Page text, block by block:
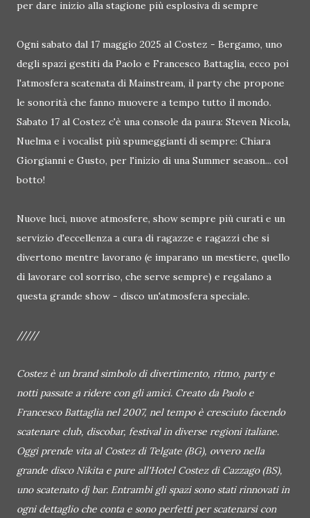
per dare inizio alla stagione più esplosiva di sempre
Ogni sabato dal 17 maggio 2025 al Costez - Bergamo, uno
degli spazi gestiti da Paolo e Francesco Battaglia, ecco poi
l'atmosfera scatenata di Mainstream, il party che propone
le sonorità che fanno muovere a tempo tutto il mondo.
Sabato 17 al Costez c'è una console da paura: Steven Nicola,
Nuelma e i vocalist più spumeggianti di sempre: Chiara
Giorgianni e Gusto, per l'inizio di una Summer season... col
botto!
Nuove luci, nuove atmosfere, show sempre più curati e un
servizio d'eccellenza a cura di ragazze e ragazzi che si
divertono mentre lavorano (e imparano un mestiere, quello
di lavorare col sorriso, che serve sempre) e regalano a
questa grande show - disco un'atmosfera speciale.
/////
Costez è un brand simbolo di divertimento, ritmo, party e
notti passate a ridere con gli amici. Creato da Paolo e
Francesco Battaglia nel 2007, nel tempo è cresciuto facendo
scatenare club, discobar, festival in diverse regioni italiane.
Oggi prende vita al Costez di Telgate (BG), ovvero nella
grande disco Nikita e pure all'Hotel Costez di Cazzago (BS),
uno scatenato dj bar. Entrambi gli spazi sono stati rinnovati in
ogni dettaglio che conta e sono perfetti per scatenarsi con